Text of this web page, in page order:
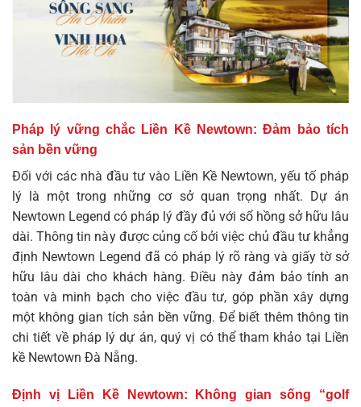
Pháp lý vững chắc Liền Kề Newtown: Đảm bảo tích
sản bền vững
Đối với các nhà đầu tư vào Liền Kề Newtown, yếu tố pháp
lý là một trong những cơ sở quan trọng nhất. Dự án
Newtown Legend có pháp lý đầy đủ với sổ hồng sở hữu lâu
dài. Thông tin này được củng cố bởi việc chủ đầu tư khẳng
định Newtown Legend đã có pháp lý rõ ràng và giấy tờ sở
hữu lâu dài cho khách hàng. Điều này đảm bảo tính an
toàn và minh bạch cho việc đầu tư, góp phần xây dựng
một không gian tích sản bền vững. Để biết thêm thông tin
chi tiết về pháp lý dự án, quý vị có thể tham khảo tại Liền
kề Newtown Đà Nẵng.
Định vị Liền Kề Newtown: Không gian sống “golf